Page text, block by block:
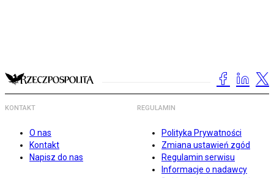
KONTAKT
O nas
Kontakt
Napisz do nas
REGULAMIN
Polityka Prywatności
Zmiana ustawień zgód
Regulamin serwisu
Informacje o nadawcy